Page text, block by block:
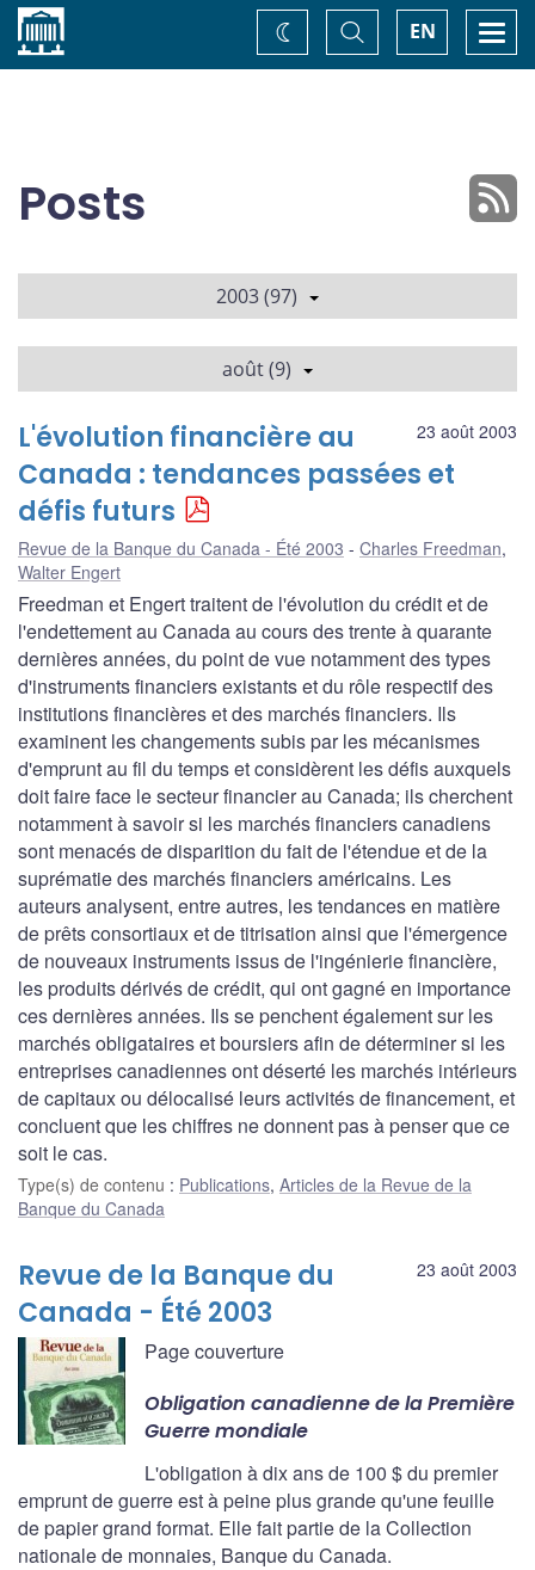
Accueil EN
Basculer
la
recherche
Changez
de
Posts
2003 (97)
août (9)
23 août 2003
L'évolution financière au
Canada : tendances passées et
défis futurs
Revue de la Banque du Canada - Été 2003 Charles Freedman,
Walter Engert
Freedman et Engert traitent de l'évolution du crédit et de
l'endettement au Canada au cours des trente à quarante
dernières années, du point de vue notamment des types
d'instruments financiers existants et du rôle respectif des
institutions financières et des marchés financiers. Ils
examinent les changements subis par les mécanismes
d'emprunt au fil du temps et considèrent les défis auxquels
doit faire face le secteur financier au Canada; ils cherchent
notamment à savoir si les marchés financiers canadiens
sont menacés de disparition du fait de l'étendue et de la
suprématie des marchés financiers américains. Les
auteurs analysent, entre autres, les tendances en matière
de prêts consortiaux et de titrisation ainsi que l'émergence
de nouveaux instruments issus de l'ingénierie financière,
les produits dérivés de crédit, qui ont gagné en importance
ces dernières années. Ils se penchent également sur les
marchés obligataires et boursiers afin de déterminer si les
entreprises canadiennes ont déserté les marchés intérieurs
de capitaux ou délocalisé leurs activités de financement, et
concluent que les chiffres ne donnent pas à penser que ce
soit le cas.
Type(s) de contenu : Publications, Articles de la Revue de la
Banque du Canada
23 août 2003
Revue de la Banque du
Canada - Été 2003
Page couverture
Obligation canadienne de la Première
Guerre mondiale
L'obligation à dix ans de 100 $ du premier
emprunt de guerre est à peine plus grande qu'une feuille
de papier grand format. Elle fait partie de la Collection
nationale de monnaies, Banque du Canada.